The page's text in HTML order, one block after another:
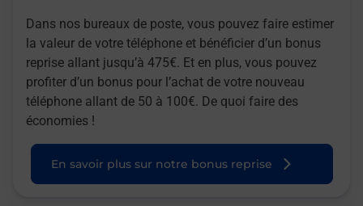
Dans nos bureaux de poste, vous pouvez faire estimer
la valeur de votre téléphone et bénéficier d’un bonus
reprise allant jusqu’à 475€. Et en plus, vous pouvez
profiter d’un bonus pour l’achat de votre nouveau
téléphone allant de 50 à 100€. De quoi faire des
économies !
En savoir plus sur notre bonus reprise